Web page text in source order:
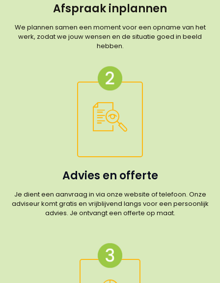
Afspraak inplannen
We plannen samen een moment voor een opname van het
werk, zodat we jouw wensen en de situatie goed in beeld
hebben.
Advies en offerte
Je dient een aanvraag in via onze website of telefoon. Onze
adviseur komt gratis en vrijblijvend langs voor een persoonlijk
advies. Je ontvangt een offerte op maat.